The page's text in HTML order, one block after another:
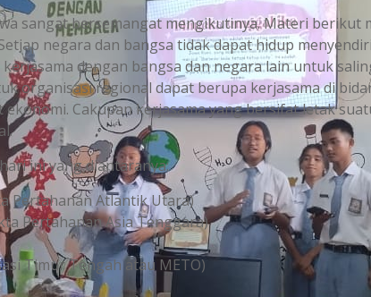
sangat bersemangat mengikutinya. Materi berikut
negara dan bangsa tidak dapat hidup
dengan bangsa dan negara lain untuk
organisasi regional dapat berupa kerjasama di
Cakupan kerjasama yang bersifat letak
ini yang diantaranya:
Pertahanan Atlantik Utara)
Pertahanan Asia Tenggara)
Timur Tengah atau METO)